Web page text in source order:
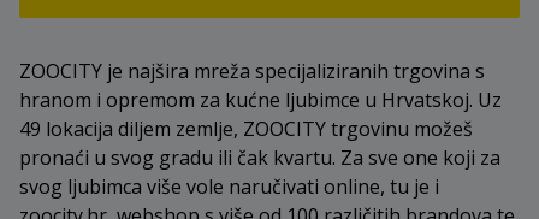
ZOOCITY je najšira mreža specijaliziranih trgovina s
hranom i opremom za kućne ljubimce u Hrvatskoj. Uz
49 lokacija diljem zemlje, ZOOCITY trgovinu možeš
pronaći u svog gradu ili čak kvartu. Za sve one koji za
svog ljubimca više vole naručivati online, tu je i